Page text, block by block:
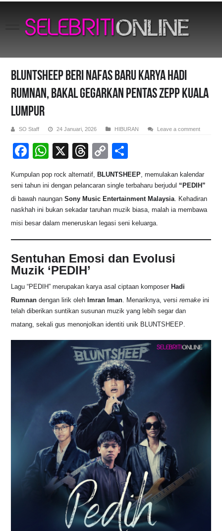
BLUNTSHEEP BERI NAFAS BARU KARYA HADI
RUMNAN, BAKAL GEGARKAN PENTAS ZEPP KUALA
LUMPUR
SO Staff 24 Januari, 2026 HIBURAN Leave a comment
F
c
e
b
o
o
k
W
at
s
A
p
p
X
T
e
a
d
s
C
p
y
Li
n
k
ar
e
Kumpulan pop rock alternatif, BLUNTSHEEP, memulakan kalendar
seni tahun ini dengan pelancaran single terbaharu berjudul “PEDIH”
di bawah naunganSony Music Entertainment Malaysia. Kehadiran
naskhah ini bukan sekadar taruhan muzik biasa, malah ia membawa
misi besar dalam meneruskan legasi seni keluarga.
Sentuhan Emosi dan Evolusi
Muzik ‘PEDIH’
Lagu “PEDIH” merupakan karya asal ciptaan komposer Hadi
Rumnan dengan lirik oleh Imran Iman. Menariknya, versiremake ini
telah diberikan suntikan susunan muzik yang lebih segar dan
matang, sekali gus menonjolkan identiti unik BLUNTSHEEP.